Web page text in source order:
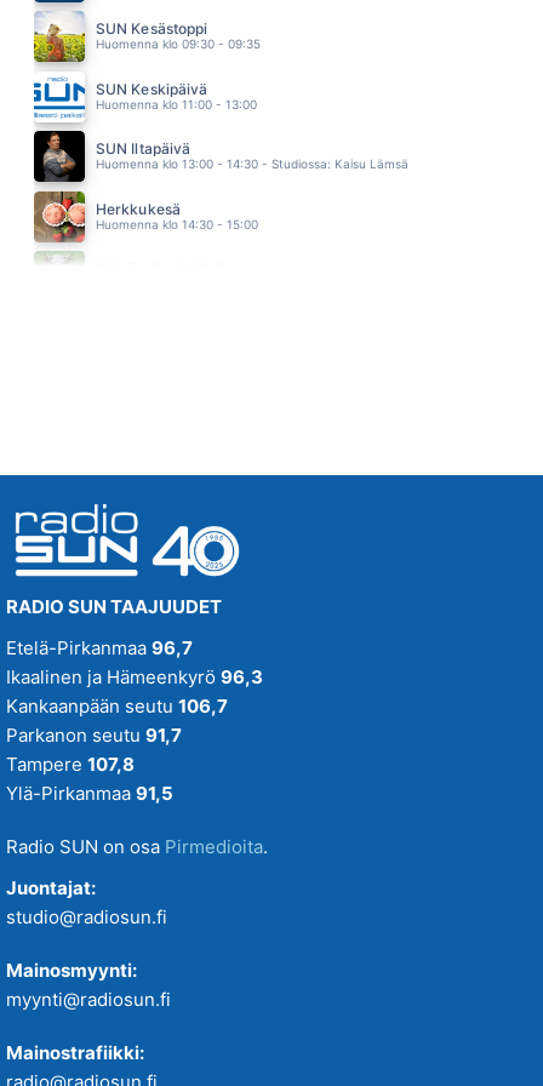
SUVI TERÄSNISKA
14.42
SAMULI EDELMANN
14.39
JONNE AARON
14.35
ELIAS KASKINEN & PAIVAN SANKARIT
14.31
SUN Kesästoppi
Huomenna klo 09:30 - 09:35
SUN Keskipäivä
Huomenna klo 11:00 - 13:00
SUN Iltapäivä
Huomenna klo 13:00 - 14:30 - Studiossa: Kaisu Lämsä
Herkkukesä
Huomenna klo 14:30 - 15:00
RADIO SUN TAAJUUDET
Etelä-Pirkanmaa 96,7
Ikaalinen ja Hämeenkyrö 96,3
Kankaanpään seutu 106,7
Parkanon seutu 91,7
Tampere 107,8
Ylä-Pirkanmaa 91,5
Radio SUN on osa Pirmedioita.
Juontajat:
studio@radiosun.fi
Mainosmyynti:
myynti@radiosun.fi
Mainostrafiikki: